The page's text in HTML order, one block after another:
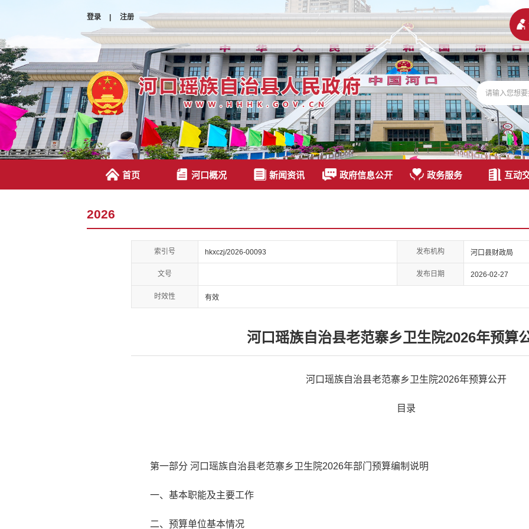
登录 |
注册
首页 河口概况 新闻资讯 政府信息公开 政务服务 互动
2026
索引号 hkxczj/2026-00093 发布机构 河口县财政局
文号 发布日期 2026-02-27
时效性 有效
河口瑶族自治县老范寨乡卫生院2026年预算
河口瑶族自治县老范寨乡卫生院2026年预算公开
目录
第一部分 河口瑶族自治县老范寨乡卫生院2026年部门预算编制说明
一、基本职能及主要工作
二、预算单位基本情况